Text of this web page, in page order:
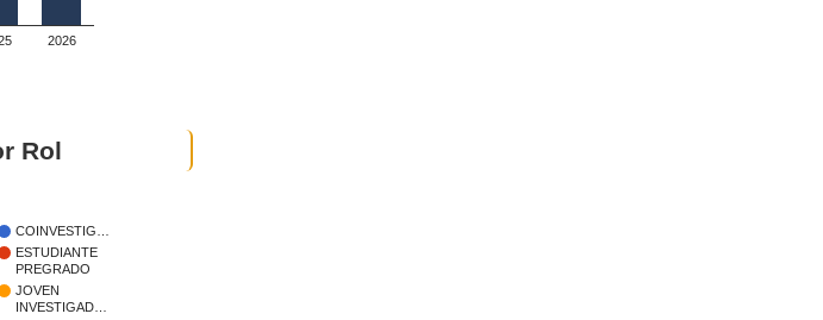
2026
Rol
COINVESTIG…
ESTUDIANTE
PREGRADO
JOVEN
INVESTIGAD…